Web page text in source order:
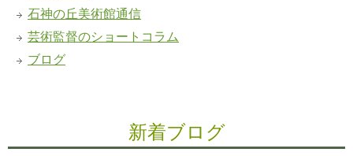
石神の丘美術館通信
芸術監督のショートコラム
ブログ
新着ブログ